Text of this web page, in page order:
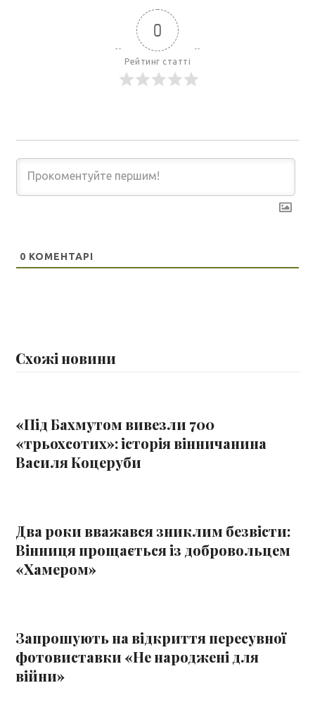
0
Рейтинг статті
0 КОМЕНТАРІ
Схожі новини
«Під Бахмутом вивезли 700
«трьохсотих»: історія вінничанина
Василя Коцеруби
Два роки вважався зниклим безвісти:
Вінниця прощається із добровольцем
«Хамером»
Запрошують на відкриття пересувної
фотовиставки «Не народжені для
війни»